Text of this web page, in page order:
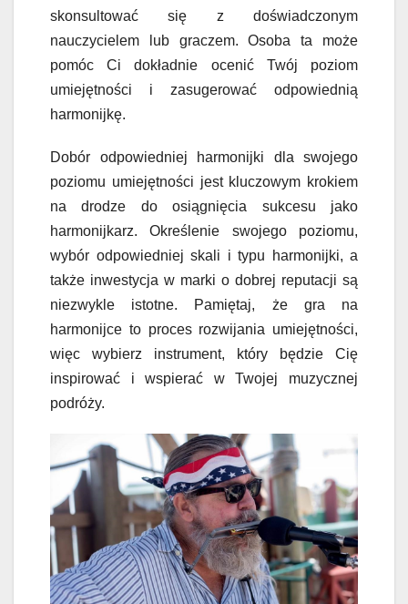
skonsultować się z doświadczonym
nauczycielem lub graczem. Osoba ta może
pomóc Ci dokładnie ocenić Twój poziom
umiejętności i zasugerować odpowiednią
harmonijkę.
Dobór odpowiedniej harmonijki dla swojego
poziomu umiejętności jest kluczowym krokiem
na drodze do osiągnięcia sukcesu jako
harmonijkarz. Określenie swojego poziomu,
wybór odpowiedniej skali i typu harmonijki, a
także inwestycja w marki o dobrej reputacji są
niezwykle istotne. Pamiętaj, że gra na
harmonijce to proces rozwijania umiejętności,
więc wybierz instrument, który będzie Cię
inspirować i wspierać w Twojej muzycznej
podróży.